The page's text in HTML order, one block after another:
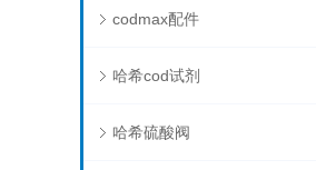
codmax配件
哈希cod试剂
哈希硫酸阀